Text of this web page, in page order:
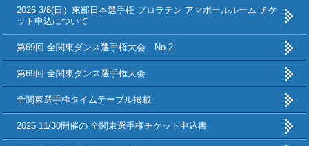
2026 3/8(日）東部日本選手権 プロラテン アマボールルーム チケ
ット申込について
第69回 全関東ダンス選手権大会 No.2
第69回 全関東ダンス選手権大会
全関東選手権タイムテーブル掲載
2025 11/30開催の 全関東選手権チケット申込書